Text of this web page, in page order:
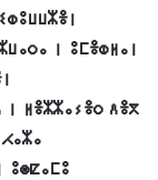
ⵏ ⵓⵎⴻⵀⵍⴰⵏ
ⵏ ⵍⴻⵣⵣⴰⵢⴻⵔ ⴷⴻⴳ
ⵓⵙⵇⴰⵎⵓ